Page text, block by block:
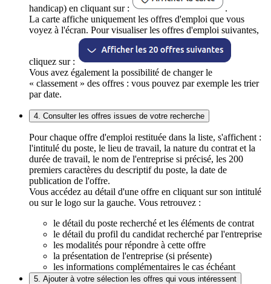
handicap) en cliquant sur :
.
La carte affiche uniquement les offres d'emploi que vous
voyez à l'écran. Pour visualiser les offres d'emploi suivantes,
cliquez sur :
Vous avez également la possibilité de changer le
« classement » des offres : vous pouvez par exemple les trier
par date.
4. Consulter les offres issues de votre recherche
Pour chaque offre d'emploi restituée dans la liste, s'affichent :
l'intitulé du poste, le lieu de travail, la nature du contrat et la
durée de travail, le nom de l'entreprise si précisé, les 200
premiers caractères du descriptif du poste, la date de
publication de l'offre.
Vous accédez au détail d'une offre en cliquant sur son intitulé
ou sur le logo sur la gauche. Vous retrouvez :
le détail du poste recherché et les éléments de contrat
le détail du profil du candidat recherché par l'entreprise
les modalités pour répondre à cette offre
la présentation de l'entreprise (si présente)
les informations complémentaires le cas échéant
5. Ajouter à votre sélection les offres qui vous intéressent